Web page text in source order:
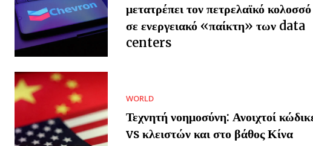
μετατρέπει τον πετρελαϊκό κολοσσό
σε ενεργειακό «παίκτη» των data
centers
WORLD
Τεχνητή νοημοσύνη: Ανοιχτοί
vs κλειστών και στο βάθος Κίνα